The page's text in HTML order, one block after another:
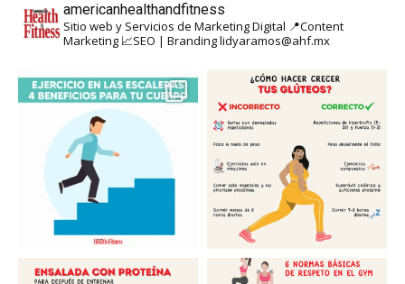
americanhealthandfitness
Sitio web y Servicios de Marketing Digital 📍Content
Marketing 📈SEO | Brandinglidyaramos@ahf.mx